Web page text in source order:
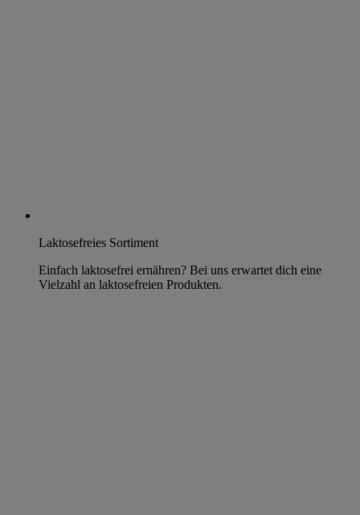
Laktosefreies Sortiment
Einfach laktosefrei ernähren? Bei uns erwartet dich eine
Vielzahl an laktosefreien Produkten.